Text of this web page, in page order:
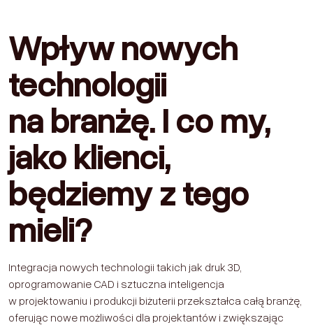
Wpływ nowych
technologii
na branżę. I co my,
jako klienci,
będziemy z tego
mieli?
Integracja nowych technologii takich jak druk 3D,
oprogramowanie CAD i sztuczna inteligencja
w projektowaniu i produkcji biżuterii przekształca całą branżę,
oferując nowe możliwości dla projektantów i zwiększając